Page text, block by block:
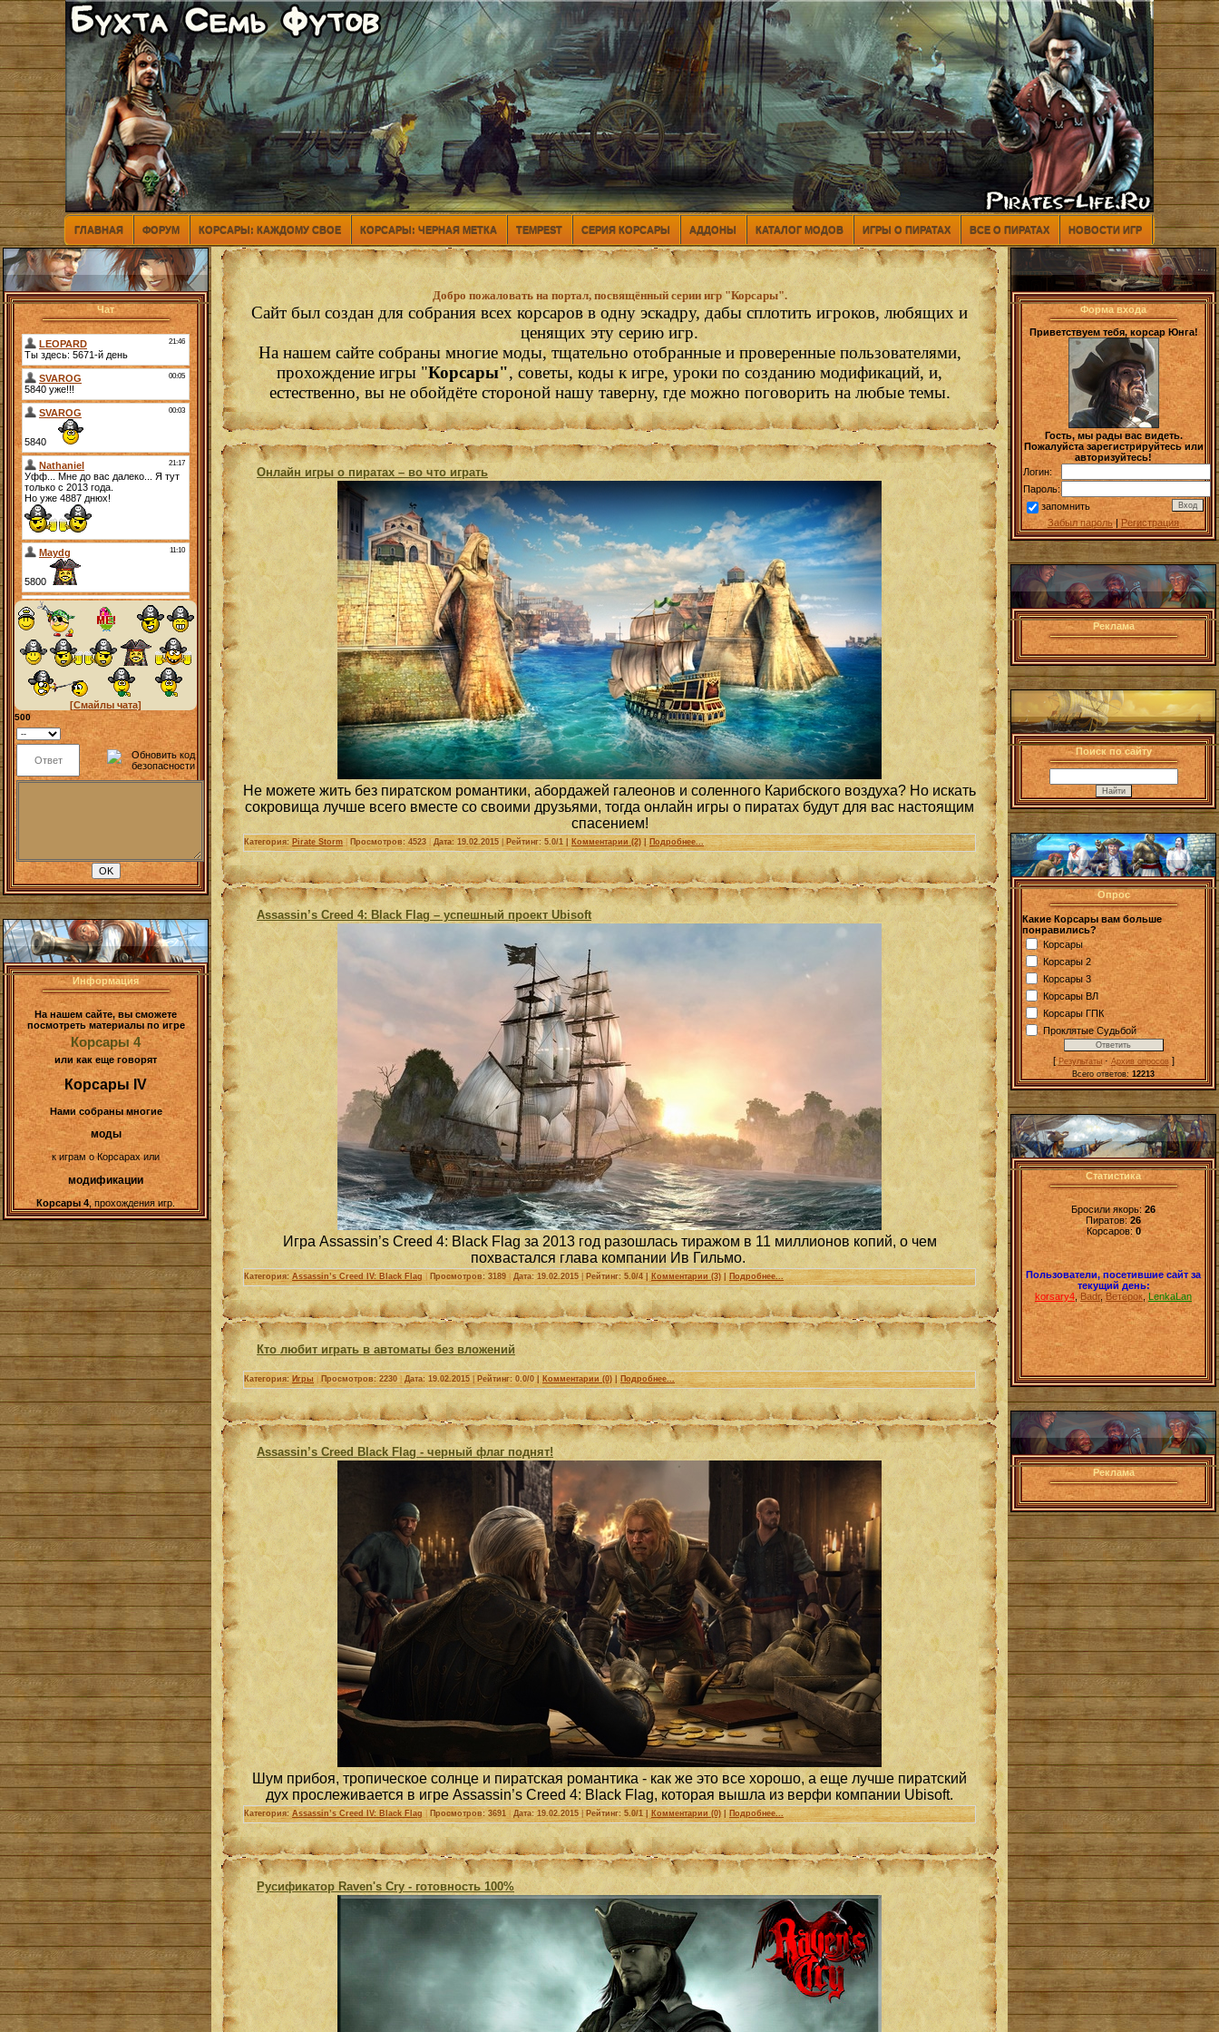
ГЛАВНАЯ ФОРУМ КОРСАРЫ: КАЖДОМУ СВОЕ КОРСАРЫ: ЧЕРНАЯ МЕТКА TEMPEST СЕРИЯ КОРСАРЫ АДДОНЫ КАТАЛОГ МОДОВ ИГРЫ О ПИРАТАХ ВСЕ О ПИРАТАХ НОВОСТИ ИГР
Чат
[Смайлы чата]
500
Информация
На нашем сайте, вы сможете
посмотреть материалы по игре
Корсары 4
или как еще говорят
Корсары IV
Нами собраны многие
моды
к играм о Корсарах или
модификации
Корсары 4, прохождения игр.
Добро пожаловать на портал, посвящённый серии игр "Корсары".
Сайт был создан для собрания всех корсаров в одну эскадру, дабы сплотить игроков, любящих и
ценящих эту серию игр.
На нашем сайте собраны многие моды, тщательно отобранные и проверенные пользователями,
прохождение игры "Корсары", советы, коды к игре, уроки по созданию модификаций, и,
естественно, вы не обойдёте стороной нашу таверну, где можно поговорить на любые темы.
Онлайн игры о пиратах – во что играть
Не можете жить без пиратском романтики, абордажей галеонов и соленного Карибского воздуха? Но искать
сокровища лучше всего вместе со своими друзьями, тогда онлайн игры о пиратах будут для вас настоящим
спасением!
Категория: Pirate Storm| Просмотров: 4523|Дата: 19.02.2015| Рейтинг: 5.0/1 | Комментарии (2)| Подробнее...
Assassin’s Creed 4: Black Flag – успешный проект Ubisoft
Игра Assassin’s Creed 4: Black Flag за 2013 год разошлась тиражом в 11 миллионов копий, о чем
похвастался глава компании Ив Гильмо.
Категория:Assassin’s Creed IV: Black Flag | Просмотров: 3189 |Дата:19.02.2015| Рейтинг: 5.0/4 | Комментарии (3)| Подробнее...
Кто любит играть в автоматы без вложений
Категория: Игры| Просмотров: 2230|Дата:19.02.2015| Рейтинг: 0.0/0 | Комментарии (0)| Подробнее...
Assassin’s Creed Black Flag - черный флаг поднят!
Шум прибоя, тропическое солнце и пиратская романтика - как же это все хорошо, а еще лучше пиратский
дух прослеживается в игре Assassin’s Creed 4: Black Flag, которая вышла из верфи компании Ubisoft.
Категория:Assassin’s Creed IV: Black Flag | Просмотров: 3691 |Дата:19.02.2015| Рейтинг: 5.0/1 | Комментарии (0)| Подробнее...
Русификатор Raven's Cry - готовность 100%
Форма входа
Приветствуем тебя, корсар Юнга!
Гость, мы рады вас видеть.
Пожалуйста зарегистрируйтесь или
авторизуйтесь!
Логин:
Пароль:
запомнить
Забыл пароль|Регистрация
Реклама
Поиск по сайту
Опрос
Какие Корсары вам больше
понравились?
Корсары
Корсары 2
Корсары 3
Корсары ВЛ
Корсары ГПК
Проклятые Судьбой
[Результаты· Архив опросов]
Всего ответов: 12213
Статистика
Бросили якорь:26
Пиратов:26
Корсаров:0
Пользователи, посетившие сайт за
текущий день:
korsary4 ,Badr, Ветерок LenkaLan
Реклама